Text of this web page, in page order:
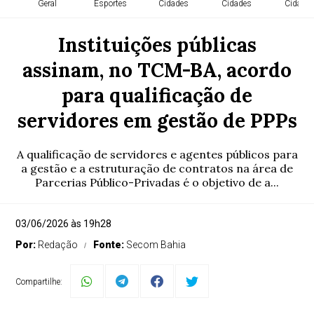
Geral Esportes Cidades Cidades Cidades
Instituições públicas
assinam, no TCM-BA, acordo
para qualificação de
servidores em gestão de PPPs
A qualificação de servidores e agentes públicos para
a gestão e a estruturação de contratos na área de
Parcerias Público-Privadas é o objetivo de a...
03/06/2026 às 19h28
Por: Redação Fonte: Secom Bahia
Compartilhe: